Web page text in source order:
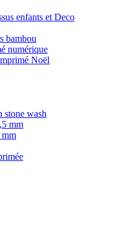
enfants et Deco
bambou
numérique
Noël
stone wash
mm
mm